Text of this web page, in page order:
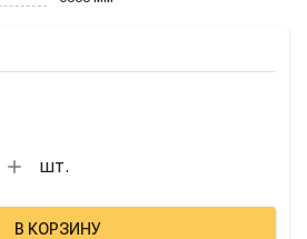
шт.
В КОРЗИНУ